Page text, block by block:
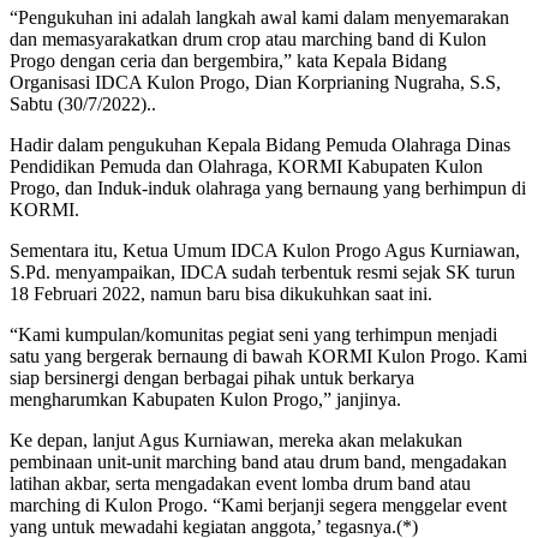
“Pengukuhan ini adalah langkah awal kami dalam menyemarakan
dan memasyarakatkan drum crop atau marching band di Kulon
Progo dengan ceria dan bergembira,” kata Kepala Bidang
Organisasi IDCA Kulon Progo, Dian Korprianing Nugraha, S.S,
Sabtu (30/7/2022)..
Hadir dalam pengukuhan Kepala Bidang Pemuda Olahraga Dinas
Pendidikan Pemuda dan Olahraga, KORMI Kabupaten Kulon
Progo, dan Induk-induk olahraga yang bernaung yang berhimpun di
KORMI.
Sementara itu, Ketua Umum IDCA Kulon Progo Agus Kurniawan,
S.Pd. menyampaikan, IDCA sudah terbentuk resmi sejak SK turun
18 Februari 2022, namun baru bisa dikukuhkan saat ini.
“Kami kumpulan/komunitas pegiat seni yang terhimpun menjadi
satu yang bergerak bernaung di bawah KORMI Kulon Progo. Kami
siap bersinergi dengan berbagai pihak untuk berkarya
mengharumkan Kabupaten Kulon Progo,” janjinya.
Ke depan, lanjut Agus Kurniawan, mereka akan melakukan
pembinaan unit-unit marching band atau drum band, mengadakan
latihan akbar, serta mengadakan event lomba drum band atau
marching di Kulon Progo. “Kami berjanji segera menggelar event
yang untuk mewadahi kegiatan anggota,’ tegasnya.(*)